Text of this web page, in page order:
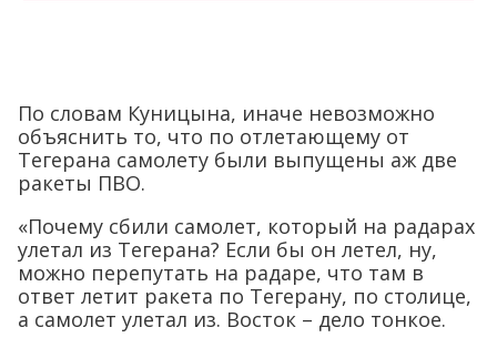
По словам Куницына, иначе невозможно
объяснить то, что по отлетающему от
Тегерана самолету были выпущены аж две
ракеты ПВО.
«Почему сбили самолет, который на радарах
улетал из Тегерана? Если бы он летел, ну,
можно перепутать на радаре, что там в
ответ летит ракета по Тегерану, по столице,
а самолет улетал из. Восток – дело тонкое.